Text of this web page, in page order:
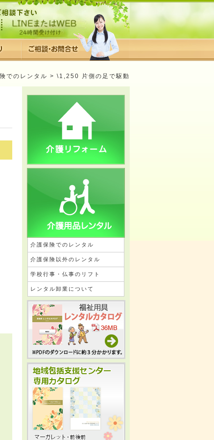
でのレンタル > \1,250 片側の足で駆動
介護保険でのレンタル
介護保険以外のレンタル
学校行事・仏事のリフト
レンタル卸業について